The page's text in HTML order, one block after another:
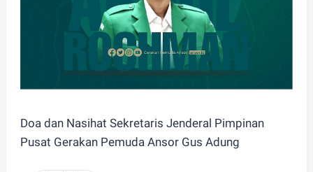
Doa dan Nasihat Sekretaris Jenderal Pimpinan
Pusat Gerakan Pemuda Ansor Gus Adung